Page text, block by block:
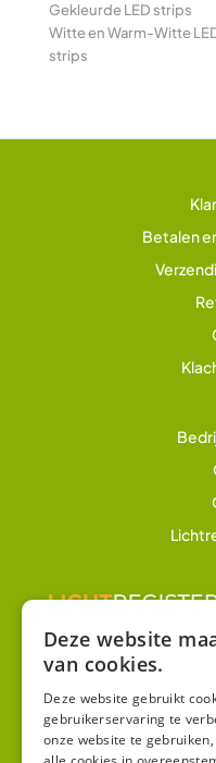
Gekleurde LED strips
Witte en Warm-Witte
strips
Betalen
Deze website
van cookies.
Deze website gebruikt
gebruikerservaring te
onze website te